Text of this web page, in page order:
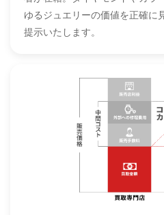
ゆるジュエリーの価値を正確に
提示いたします。